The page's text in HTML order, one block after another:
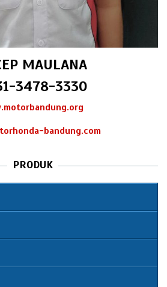
MAULANA
3478-3330
bandung.com
PRODUK